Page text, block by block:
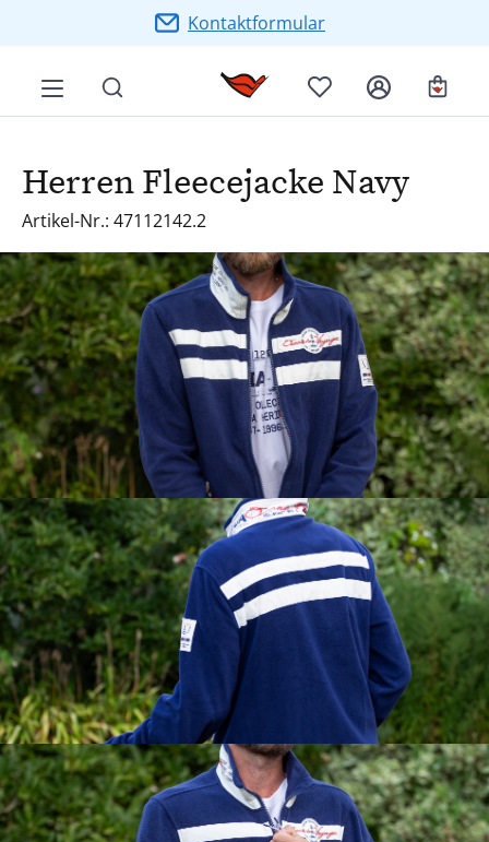
Zum Hauptinhalt springenKontaktformular
Herren Fleecejacke Navy
Artikel-Nr.: 47112142.2
Bildergalerie überspringen